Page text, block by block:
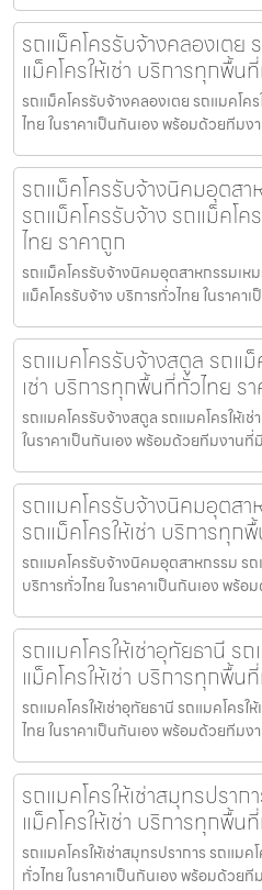
รถแม็คโครรับจ้างคลองเตย
แม็คโครให้เช่า บริการทุกพื้น
รถแม็คโครรับจ้างคลองเตย รถแมคโค
ไทย ในราคาเป็นกันเอง พร้อมด้วยทีม
รถแม็คโครรับจ้างนิคมอุตสา
รถแม็คโครรับจ้าง รถแม็คโ
ไทย ราคาถูก
รถแม็คโครรับจ้างนิคมอุตสาหกรรมเห
แม็คโครรับจ้าง บริการทั่วไทย ในราคา
รถแมคโครรับจ้างสตูล รถแม็
เช่า บริการทุกพื้นที่ทั่วไทย ร
รถแมคโครรับจ้างสตูล รถแมคโครให้เ
ในราคาเป็นกันเอง พร้อมด้วยทีมงานที่
รถแมคโครรับจ้างนิคมอุตส
รถแม็คโครให้เช่า บริการทุก
รถแมคโครรับจ้างนิคมอุตสาหกรรม รถ
บริการทั่วไทย ในราคาเป็นกันเอง พร้
รถแมคโครให้เช่าอุทัยธานี ร
แม็คโครให้เช่า บริการทุกพื้น
รถแมคโครให้เช่าอุทัยธานี รถแมคโครใ
ไทย ในราคาเป็นกันเอง พร้อมด้วยทีม
รถแมคโครให้เช่าสมุทรปรา
แม็คโครให้เช่า บริการทุกพื้น
รถแมคโครให้เช่าสมุทรปราการ รถแมค
ทั่วไทย ในราคาเป็นกันเอง พร้อมด้วย